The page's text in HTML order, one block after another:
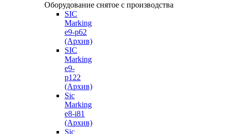
Оборудование снятое с производства
SIC
Marking
e9-p62
(Архив)
SIC
Marking
e9-
p122
(Архив)
Sic
Marking
e8-i81
(Архив)
Sic